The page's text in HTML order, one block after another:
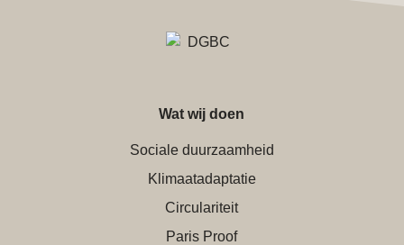
Wat wij doen
Sociale duurzaamheid
Klimaatadaptatie
Circulariteit
Paris Proof